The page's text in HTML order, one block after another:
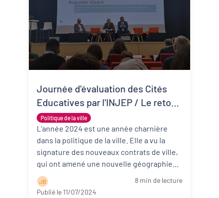
Politique de la ville
Journée d'évaluation des Cités
Educatives par l'INJEP / Le retour
des experts :
L’année 2024 est une année charnière
dans la politique de la ville. Elle a vu la
signature des nouveaux contrats de ville,
qui ont amené une nouvelle géographie
J B
8 min de lecture
Publié le 11/07/2024